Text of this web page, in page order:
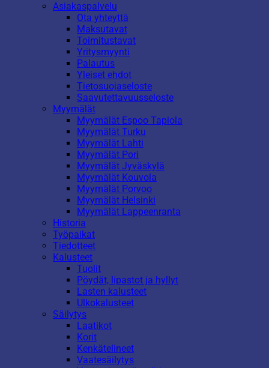
Asiakaspalvelu
Ota yhteyttä
Maksutavat
Toimitustavat
Yritysmyynti
Palautus
Yleiset ehdot
Tietosuojaseloste
Saavutettavuusseloste
Myymälät
Myymälät Espoo Tapiola
Myymälät Turku
Myymälät Lahti
Myymälät Pori
Myymälät Jyväskylä
Myymälät Kouvola
Myymälät Porvoo
Myymälät Helsinki
Myymälät Lappeenranta
Historia
Työpaikat
Tiedotteet
Kalusteet
Tuolit
Pöydät, lipastot ja hyllyt
Lasten kalusteet
Ulkokalusteet
Säilytys
Laatikot
Korit
Kenkätelineet
Vaatesäilytys